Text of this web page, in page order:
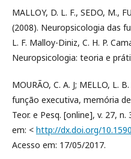
MALLOY, D. L. F., SEDO, M.,
(2008). Neuropsicologia das
L. F. Malloy-Diniz, C. H. P.
Neuropsicologia: teoria e
MOURÃO, C. A. J; MELLO, L.
função executiva, memória
Teor. e Pesq. [online], v. 27,
em: < http://dx.doi.org/
Acesso em: 17/05/2017.